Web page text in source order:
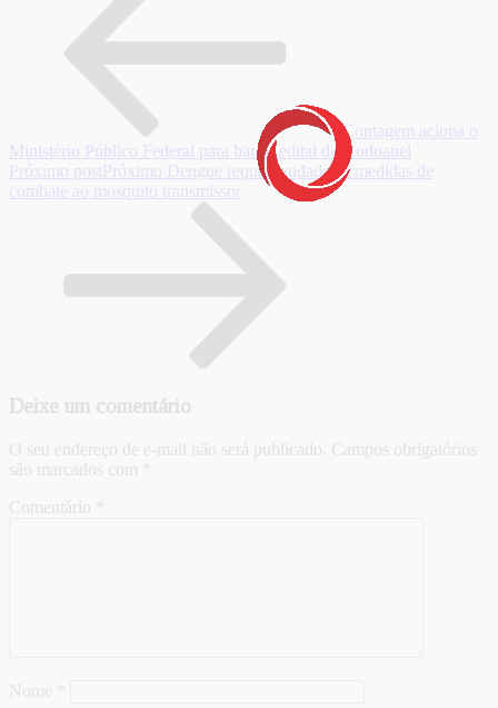
Contagem aciona o
Ministério Público Federal para barrar edital do Rodoanel
Próximo post Próximo Dengue requer cuidados e medidas de
combate ao mosquito transmissor
Deixe um comentário
O seu endereço de e-mail não será publicado. Campos obrigatórios
são marcados com
Comentário
Nome